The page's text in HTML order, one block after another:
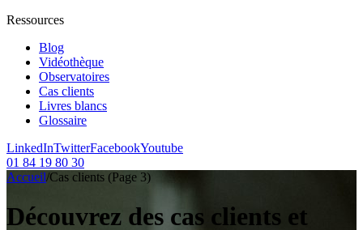
Ressources
Blog
Vidéothèque
Observatoires
Cas clients
Livres blancs
Glossaire
LinkedInTwitterFacebookYoutube
01 84 19 80 30
Accueil/Cas clients (Page 3)
Découvrez des cas clients et